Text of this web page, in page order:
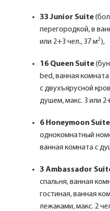
33 Junior Suite
перегородкой, в
или 2+3 чел., 37 м2),
16 Queen Suite
bed, ванная
с двухъярусной
душем, макс. 3 или
6 Honeymoon Suite
однокомнатный
ванная комната с
3 Ambassador
спальня, ванная
гостиная, ванная
лежаками, макс. 2